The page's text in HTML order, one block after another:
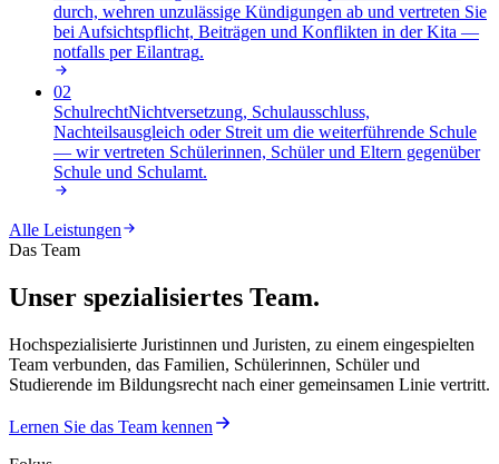
durch, wehren unzulässige Kündigungen ab und vertreten Sie
bei Aufsichtspflicht, Beiträgen und Konflikten in der Kita —
notfalls per Eilantrag.
02
SchulrechtNichtversetzung, Schulausschluss,
Nachteilsausgleich oder Streit um die weiterführende Schule
— wir vertreten Schülerinnen, Schüler und Eltern gegenüber
Schule und Schulamt.
Alle Leistungen
Das Team
Unser spezialisiertes Team.
Hochspezialisierte Juristinnen und Juristen, zu einem eingespielten
Team verbunden, das Familien, Schülerinnen, Schüler und
Studierende im Bildungsrecht nach einer gemeinsamen Linie vertritt.
Lernen Sie das Team kennen